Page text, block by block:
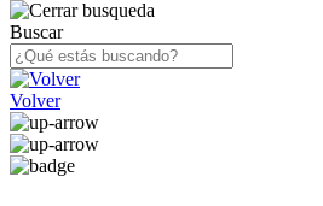
Buscar
Volver